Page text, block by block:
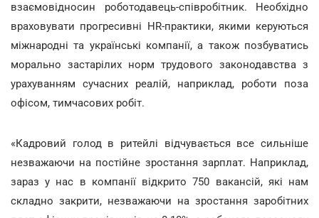
взаємовідносин роботодавець-співробітник. Необхідно
враховувати прогресивні HR-практики, якими керуються
міжнародні та українські компанії, а також позбуватись
морально застарілих норм трудового законодавства з
урахуванням сучасних реалій, наприклад, роботи поза
офісом, тимчасових робіт.
«Кадровий голод в ритейлі відчувається все сильніше
незважаючи на постійне зростання зарплат. Наприклад,
зараз у нас в компанії відкрито 750 вакансій, які нам
складно закрити, незважаючи на зростання заробітних